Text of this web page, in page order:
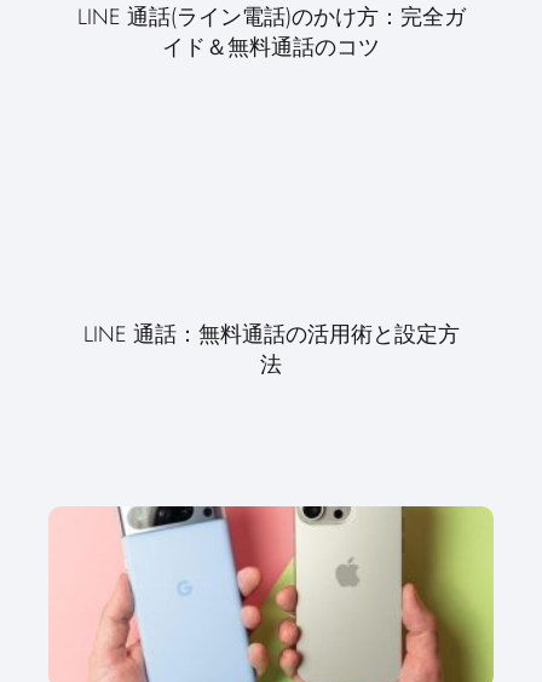
LINE 通話(ライン電話)のかけ方：完全ガ
イド＆無料通話のコツ
LINE 通話：無料通話の活用術と設定方
法